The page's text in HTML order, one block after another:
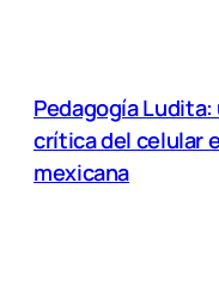
Pedagogía
crítica del celular
mexicana